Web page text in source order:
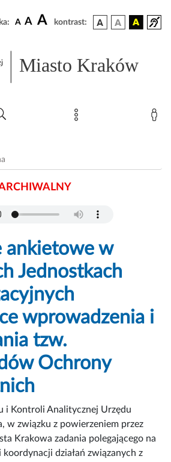
A A A kontrast:
Miasto Kraków
ankietowe w
Jednostkach
wprowadzenia i
tzw.
Ochrony
i Kontroli Analitycznej Urzędu
w związku z powierzeniem przez
Krakowa zadania polegającego na
działań związanych z